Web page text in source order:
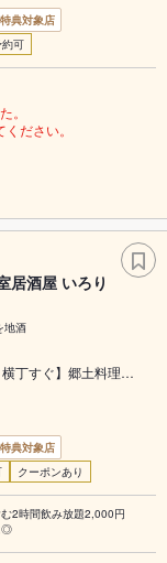
典対象店
可
。
ださい。
居酒屋 いろり
地酒
横丁すぐ】郷土料理…
典対象店
クーポンあり
2時間飲み放題2,000円
◎